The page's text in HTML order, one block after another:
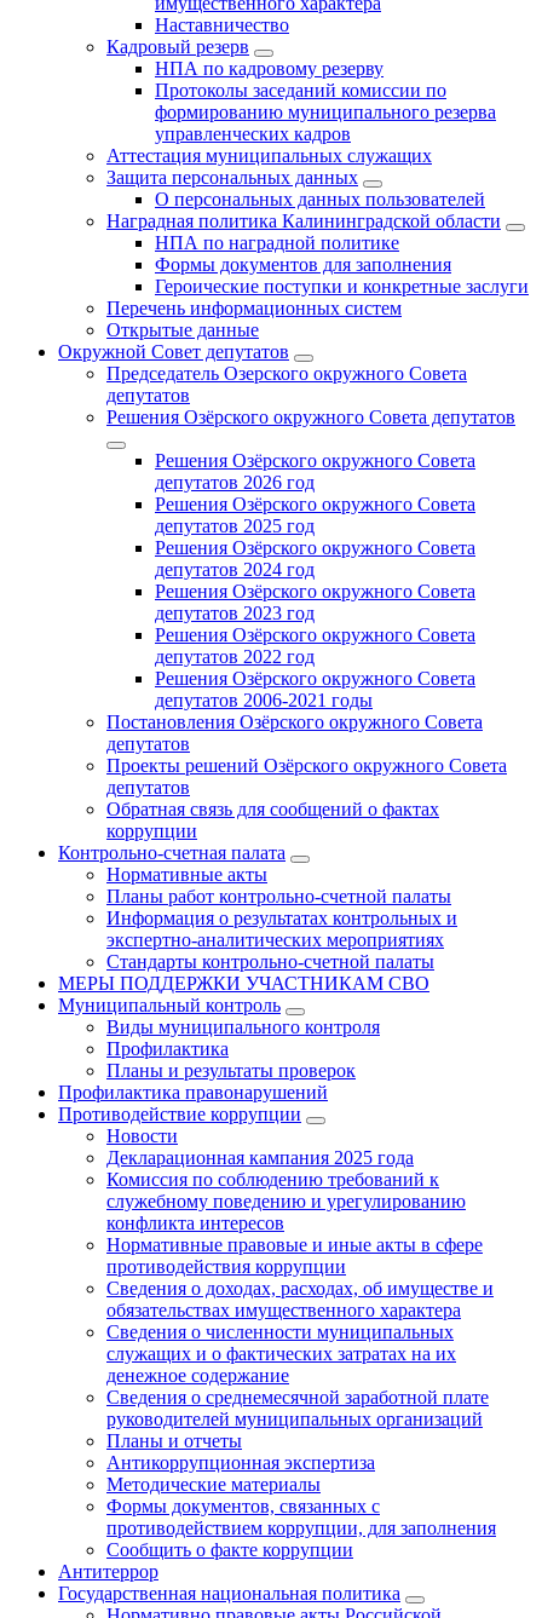
Наставничество
Кадровый резерв
НПА по кадровому резерву
Протоколы заседаний комиссии по
формированию муниципального резерва
управленческих кадров
Аттестация муниципальных служащих
Защита персональных данных
О персональных данных пользователей
Наградная политика Калининградской области
НПА по наградной политике
Формы документов для заполнения
Героические поступки и конкретные заслуги
Перечень информационных систем
Открытые данные
Окружной Совет депутатов
Председатель Озерского окружного Совета
депутатов
Решения Озёрского окружного Совета депутатов
Решения Озёрского окружного Совета
депутатов 2026 год
Решения Озёрского окружного Совета
депутатов 2025 год
Решения Озёрского окружного Совета
депутатов 2024 год
Решения Озёрского окружного Совета
депутатов 2023 год
Решения Озёрского окружного Совета
депутатов 2022 год
Решения Озёрского окружного Совета
депутатов 2006-2021 годы
Постановления Озёрского окружного Совета
депутатов
Проекты решений Озёрского окружного Совета
депутатов
Обратная связь для сообщений о фактах
коррупции
Контрольно-счетная палата
Нормативные акты
Планы работ контрольно-счетной палаты
Информация о результатах контрольных и
экспертно-аналитических мероприятиях
Стандарты контрольно-счетной палаты
МЕРЫ ПОДДЕРЖКИ УЧАСТНИКАМ СВО
Муниципальный контроль
Виды муниципального контроля
Профилактика
Планы и результаты проверок
Профилактика правонарушений
Противодействие коррупции
Новости
Декларационная кампания 2025 года
Комиссия по соблюдению требований к
служебному поведению и урегулированию
конфликта интересов
Нормативные правовые и иные акты в сфере
противодействия коррупции
Сведения о доходах, расходах, об имуществе и
обязательствах имущественного характера
Сведения о численности муниципальных
служащих и о фактических затратах на их
денежное содержание
Сведения о среднемесячной заработной плате
руководителей муниципальных организаций
Планы и отчеты
Антикоррупционная экспертиза
Методические материалы
Формы документов, связанных с
противодействием коррупции, для заполнения
Сообщить о факте коррупции
Антитеррор
Государственная национальная политика